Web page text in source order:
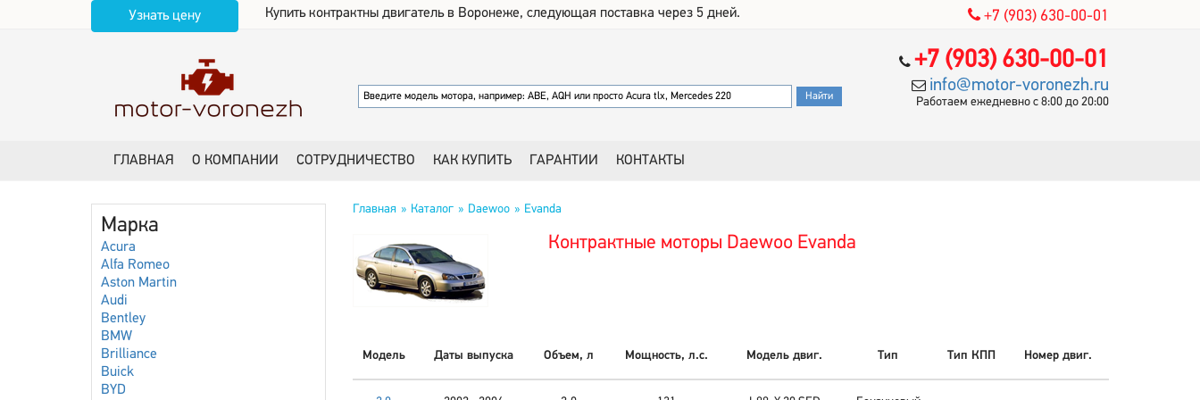
Узнать цену Купить контрактны двигатель в Воронеже, следующая поставка через 5 дней. +7 (903) 630-00-01
+7 (903) 630-00-01
info@motor-voronezh.ru
Работаем ежедневно с 8:00 до 20:00
ГЛАВНАЯ О КОМПАНИИ СОТРУДНИЧЕСТВО КАК КУПИТЬ ГАРАНТИИ КОНТАКТЫ
Марка
Acura
Alfa Romeo
Aston Martin
Audi
Bentley
BMW
Brilliance
Buick
BYD
Главная Каталог Daewoo Evanda
Контрактные моторы Daewoo Evanda
Модель Даты выпуска Объем, л Мощность, л.с. Модель двиг. Тип Тип КПП Номер двиг.